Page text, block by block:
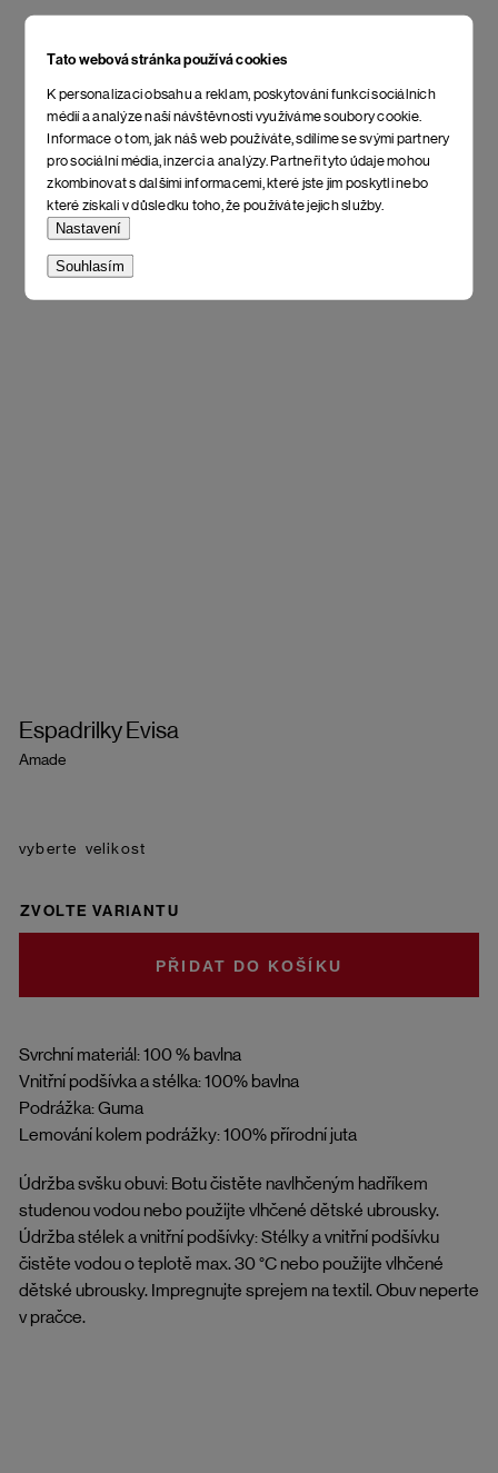
Tato webová stránka používá cookies
K personalizaci obsahu a reklam, poskytování funkcí sociálních
médií a analýze naší návštěvnosti využíváme soubory cookie.
Informace o tom, jak náš web používáte, sdílíme se svými partnery
pro sociální média, inzerci a analýzy. Partneři tyto údaje mohou
zkombinovat s dalšími informacemi, které jste jim poskytli nebo
které získali v důsledku toho, že používáte jejich služby.
Nastavení
Souhlasím
Espadrilky Evisa
Amade
Svrchní materiál: 100 % bavlna
Vnitřní podšívka a stélka: 100% bavlna
Podrážka: Guma
Lemování kolem podrážky: 100% přírodní juta
Údržba svšku obuvi: Botu čistěte navlhčeným hadříkem
studenou vodou nebo použijte vlhčené dětské ubrousky.
Údržba stélek a vnitřní podšívky: Stélky a vnitřní podšívku
čistěte vodou o teplotě max. 30 °C nebo použijte vlhčené
dětské ubrousky. Impregnujte sprejem na textil. Obuv neperte
v pračce.
velikost
ZVOLTE VARIANTU
DO KOŠÍKU